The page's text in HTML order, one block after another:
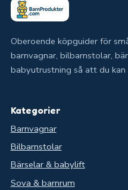
Oberoende köpguider för
barnvagnar, bilbarnstolar,
babyutrustning så att du
Kategorier
Barnvagnar
Bilbarnstolar
Bärselar & babylift
Sova & barnrum